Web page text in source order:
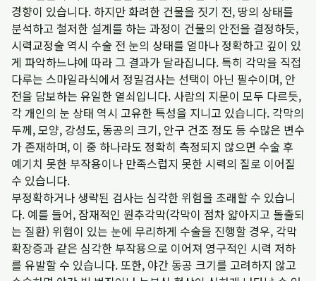
경향이 있습니다. 하지만 화려한 건물을 짓기 전, 땅의 상태를
분석하고 철저한 설계를 하는 과정이 건물의 안전을 결정하듯,
시력교정술 역시 수술 전 눈의 상태를 얼마나 정확하고 깊이 있
게 파악하느냐에 따라 그 결과가 달라집니다. 특히 각막을 직접
다루는 스마일라식에서 정밀검사는 선택이 아닌 필수이며, 안
전을 담보하는 유일한 열쇠입니다. 사람의 지문이 모두 다르듯,
각 개인의 눈 상태 역시 고유한 특성을 지니고 있습니다. 각막의
두께, 모양, 강성도, 동공의 크기, 안구 건조 정도 등 수많은 변수
가 존재하며, 이 중 하나라도 정확히 측정되지 않으면 수술 후
예기치 못한 부작용이나 만족스럽지 못한 시력의 질로 이어질
수 있습니다.
부정확하거나 생략된 검사는 심각한 위험을 초래할 수 있습니
다. 예를 들어, 잠재적인 원추각막(각막이 점차 얇아지고 돌출되
는 질환) 위험이 있는 눈에 무리하게 수술을 진행할 경우, 각막
확장증과 같은 심각한 부작용으로 이어져 영구적인 시력 저하
를 유발할 수 있습니다. 또한, 야간 동공 크기를 고려하지 않고